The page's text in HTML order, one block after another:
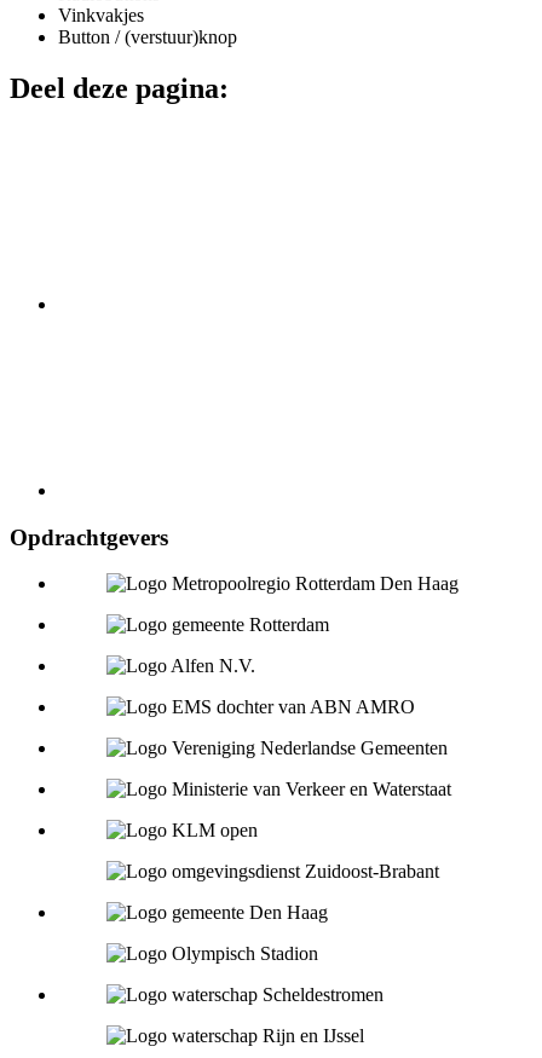
Vinkvakjes
Button / (verstuur)knop
Deel deze pagina:
Opdrachtgevers